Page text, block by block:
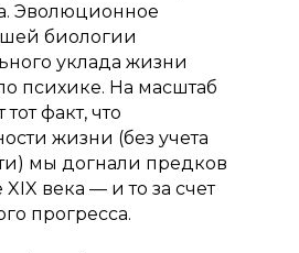
Эволюционное
биологии
уклада жизни
психике. На масштаб
факт, что
жизни (без учета
мы догнали предков
века — и то за счет
прогресса.